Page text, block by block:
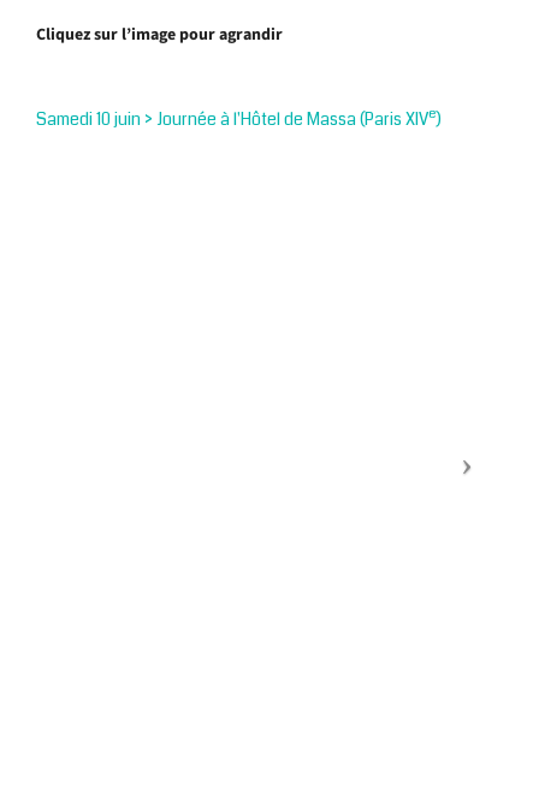
Cliquez sur l’image pour agrandir
Samedi 10 juin > Journée à l'Hôtel de Massa (Paris XIVe)